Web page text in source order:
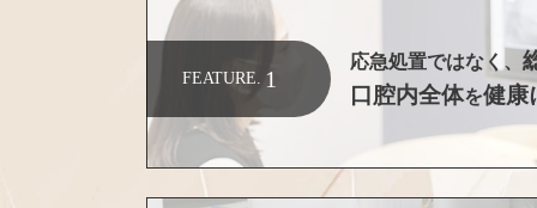
FEATURE. 1
応急処置ではなく、
口腔内全体を健康